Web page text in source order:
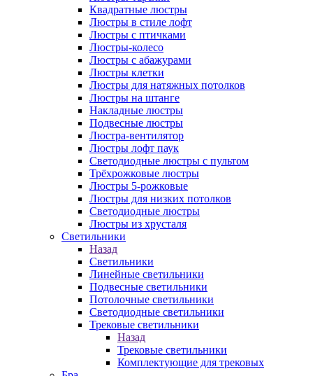
Квадратные люстры
Люстры в стиле лофт
Люстры с птичками
Люстры-колесо
Люстры с абажурами
Люстры клетки
Люстры для натяжных потолков
Люстры на штанге
Накладные люстры
Подвесные люстры
Люстра-вентилятор
Люстры лофт паук
Светодиодные люстры с пультом
Трёхрожковые люстры
Люстры 5-рожковые
Люстры для низких потолков
Cветодиодные люстры
Люстры из хрусталя
Светильники
Назад
Светильники
Линейные светильники
Подвесные светильники
Потолочные светильники
Светодиодные светильники
Трековые светильники
Назад
Трековые светильники
Комплектующие для трековых